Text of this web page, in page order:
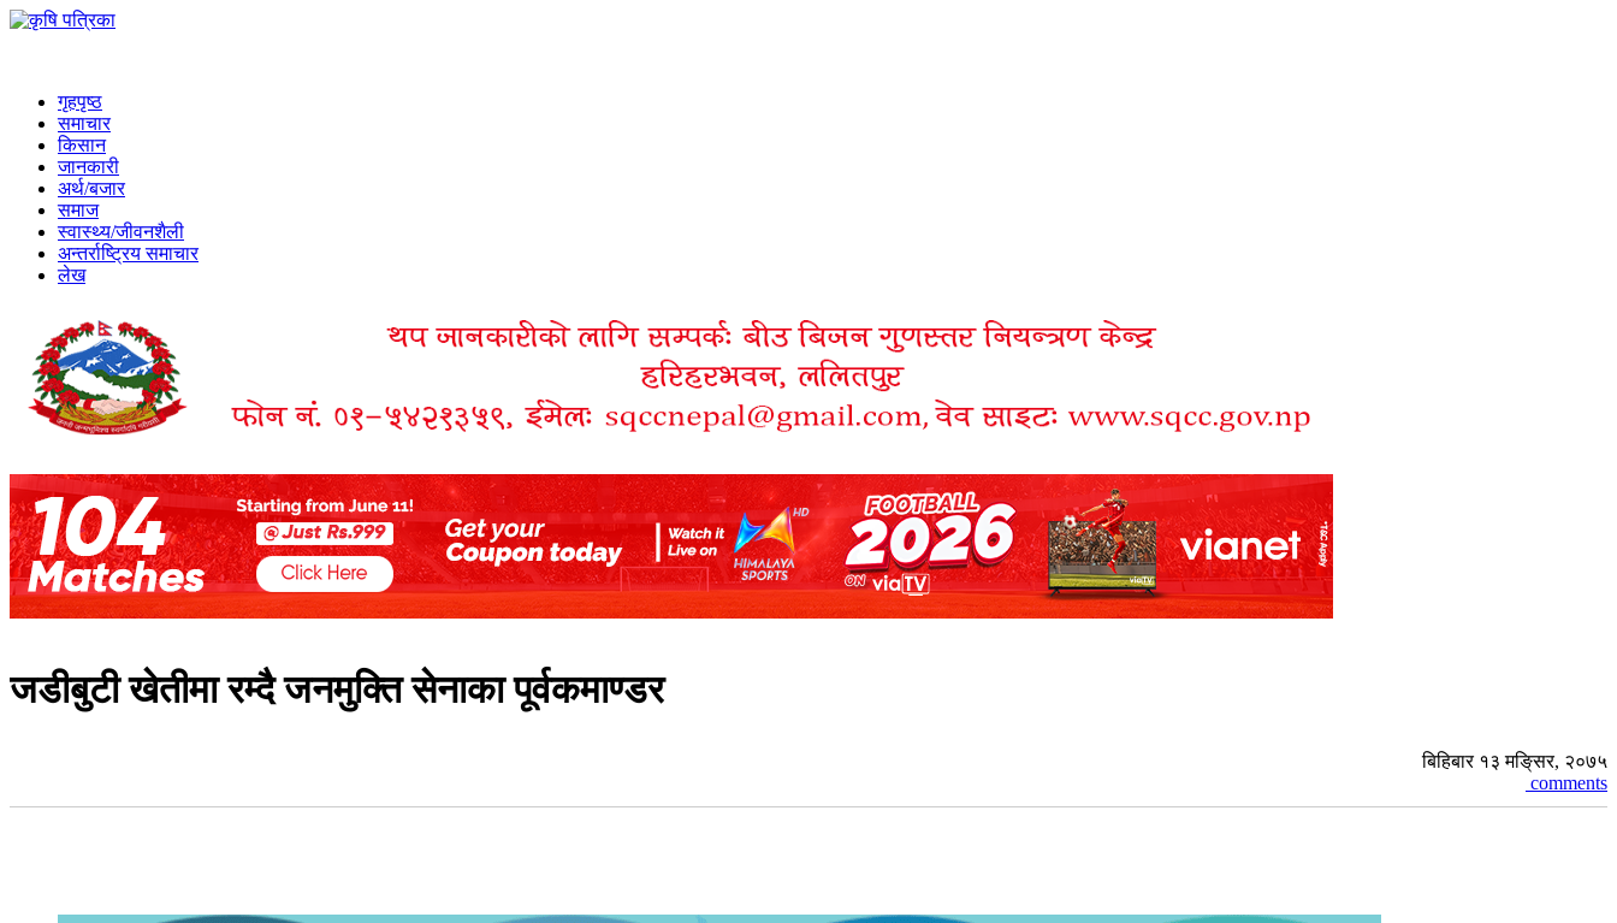
गृहपृष्ठ
समाचार
किसान
जानकारी
अर्थ/बजार
समाज
स्वास्थ्य/जीवनशैली
अन्तर्राष्ट्रिय समाचार
लेख
जडीबुटी खेतीमा रम्दै जनमुक्ति सेनाका पूर्वकमाण्डर
बिहिबार १३ मङि्सर, २०७५
comments